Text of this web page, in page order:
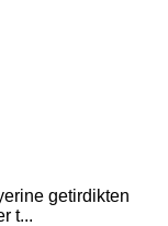
getirdikten
t...